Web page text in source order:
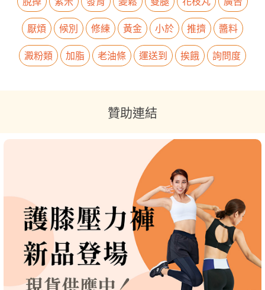
厭煩
候別 修練 黃金 小於 推擠
醬料
澱粉類
加脂 老油條 運送到 挨餓 詢問度
贊助連結